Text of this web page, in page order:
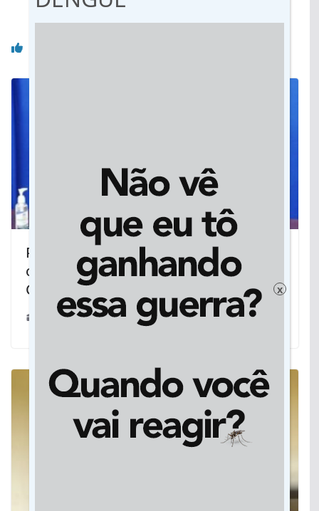
Prefeitura atende vereador e melhora
o acesso ao Sindicato dos
Comerciários
30/04/2022
x